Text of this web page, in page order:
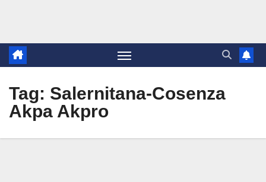
Tag: Salernitana-Cosenza
Akpa Akpro